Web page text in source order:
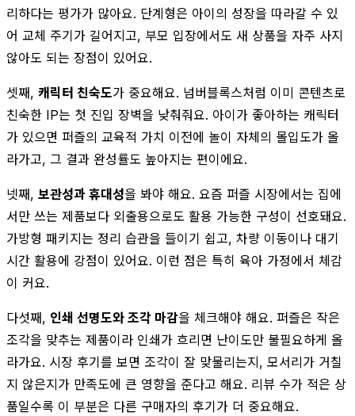
리하다는 평가가 많아요. 단계형은 아이의 성장을 따라갈 수 있
어 교체 주기가 길어지고, 부모 입장에서도 새 상품을 자주 사지
않아도 되는 장점이 있어요.
셋째, 캐릭터 친숙도가 중요해요. 넘버블록스처럼 이미 콘텐츠로
친숙한 IP는 첫 진입 장벽을 낮춰줘요. 아이가 좋아하는 캐릭터
가 있으면 퍼즐의 교육적 가치 이전에 놀이 자체의 몰입도가 올
라가고, 그 결과 완성률도 높아지는 편이에요.
넷째, 보관성과 휴대성을 봐야 해요. 요즘 퍼즐 시장에서는 집에
서만 쓰는 제품보다 외출용으로도 활용 가능한 구성이 선호돼요.
가방형 패키지는 정리 습관을 들이기 쉽고, 차량 이동이나 대기
시간 활용에 강점이 있어요. 이런 점은 특히 육아 가정에서 체감
이 커요.
다섯째, 인쇄 선명도와 조각 마감을 체크해야 해요. 퍼즐은 작은
조각을 맞추는 제품이라 인쇄가 흐리면 난이도만 불필요하게 올
라가요. 시장 후기를 보면 조각이 잘 맞물리는지, 모서리가 거칠
지 않은지가 만족도에 큰 영향을 준다고 해요. 리뷰 수가 적은 상
품일수록 이 부분은 다른 구매자의 후기가 더 중요해요.